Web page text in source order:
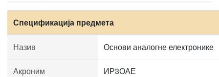
Спецификација предмета
Назив Основи аналогне електронике
Акроним ИР3ОАЕ